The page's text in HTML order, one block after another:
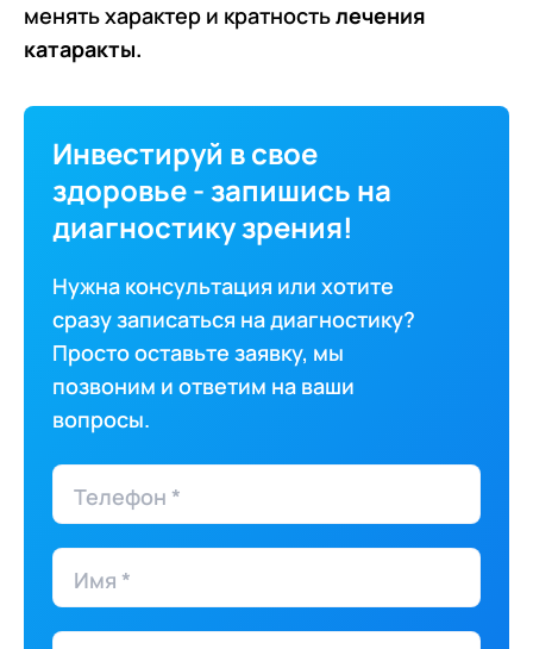
менять характер и кратностьлечения
катаракты.
Инвестируй в свое
здоровье - запишись на
диагностику зрения!
Нужна консультация или хотите
сразу записаться на диагностику?
Просто оставьте заявку, мы
позвоним и ответим на ваши
вопросы.
Телефон *
Имя *